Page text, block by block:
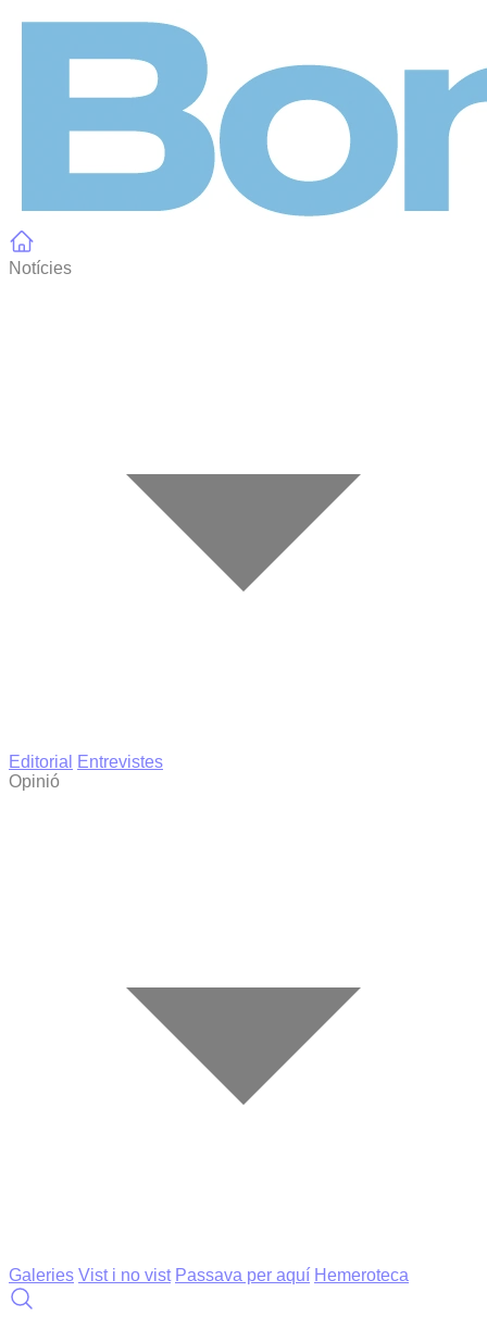
Notícies
Editorial
Entrevistes
Opinió
Galeries Vist i no vist Passava per aquí Hemeroteca